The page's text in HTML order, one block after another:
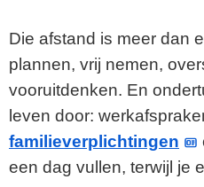
Die afstand is meer dan
plannen, vrij nemen,
vooruitdenken. En
leven door:
familieverplichtingen
een dag vullen, terwijl je